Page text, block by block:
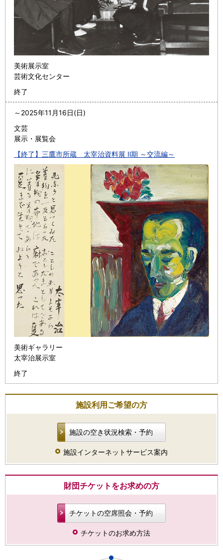
美術展示室
芸術文化センター
終了
～ 2025年11月16日(日)
文芸
展示・展覧会
【終了】三鷹市所蔵 太宰治資料展 Ⅱ期 ～交流編～
美術ギャラリー
太宰治展示室
終了
施設利用ご希望の方
施設の空き状況検索・予約
施設インターネットサービス案内
財団チケットをお求めの方
チケットの空席照会・予約
チケットのお求め方法